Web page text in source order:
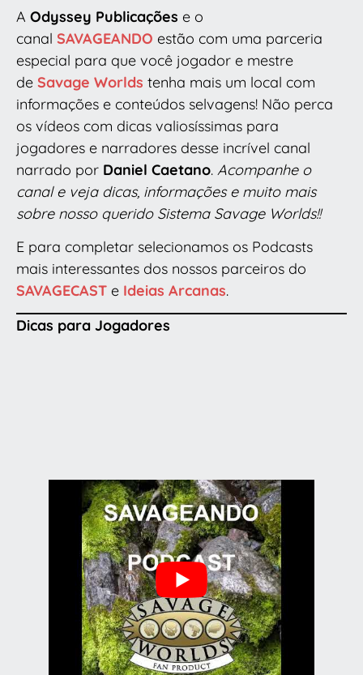
A Odyssey Publicações e o
canal SAVAGEANDO estão com uma parceria
especial para que você jogador e mestre
de Savage Worlds tenha mais um local com
informações e conteúdos selvagens! Não perca
os vídeos com dicas valiosíssimas para
jogadores e narradores desse incrível canal
narrado por Daniel Caetano. Acompanhe o
canal e veja dicas, informações e muito mais
sobre nosso querido Sistema Savage Worlds!!
E para completar selecionamos os Podcasts
mais interessantes dos nossos parceiros do
SAVAGECAST e Ideias Arcanas.
Dicas para Jogadores